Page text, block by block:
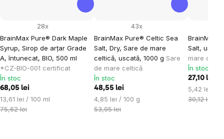
BrainMax Pure® Dark Maple
Syrup, Sirop de arțar Grade
A, întunecat, BIO, 500 ml
*CZ-BIO-001 certificat
28x
În stoc
68,05 lei
Evaluare
preţ:
13,61 lei / 100 ml
75,62 lei
BrainMax Pure® Celtic Sea
Salt, Dry, Sare de mare
celtică, uscată, 1000 g Sare
de mare celtică
43x
În stoc
48,55 lei
Evaluare
preţ:
4,85 lei / 100 g
53,95 lei
BrainMax
Salt,
mare
În stoc
27,10 lei
Evaluare
preţ:
5,42 lei /
30,12 lei